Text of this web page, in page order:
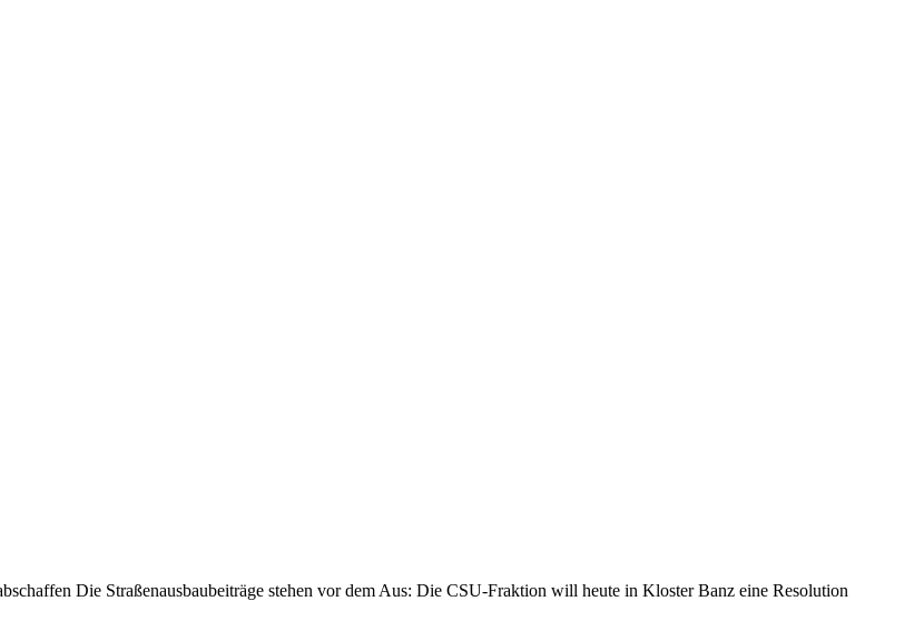
Die Straßenausbaubeiträge stehen vor dem Aus: Die CSU-Fraktion will heute in Kloster Banz eine Resolution